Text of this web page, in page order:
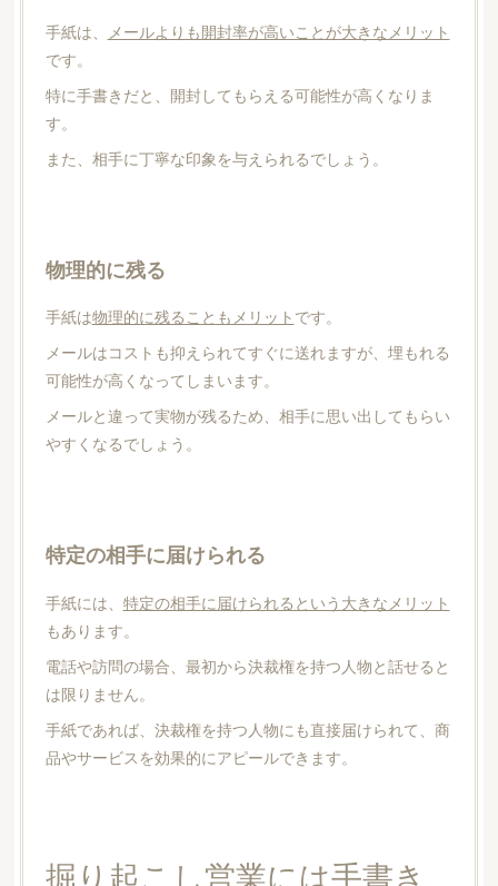
手紙は、
メールよりも開封率が高いことが大きなメリット
です。
特に手書きだと、開封してもらえる可能性が高くなりま
す。
また、相手に丁寧な印象を与えられるでしょう。
物理的に残る
手紙は物理的に残ることもメリット です。
メールはコストも抑えられてすぐに送れますが、埋もれる
可能性が高くなってしまいます。
メールと違って実物が残るため、相手に思い出してもらい
やすくなるでしょう。
特定の相手に届けられる
手紙には、 特定の相手に届けられるという大きなメリット
もあります。
電話や訪問の場合、最初から決裁権を持つ人物と話せると
は限りません。
手紙であれば、決裁権を持つ人物にも直接届けられて、商
品やサービスを効果的にアピールできます。
掘り起こし営業には手書き